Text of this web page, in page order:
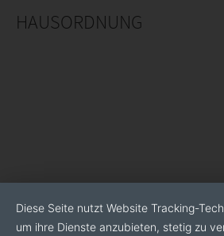
HAUSORDNUNG
Diese Seite nutzt Website Tracking-
um ihre Dienste anzubieten, stetig zu